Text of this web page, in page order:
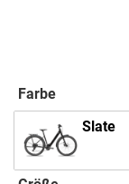
Farbe
Slate